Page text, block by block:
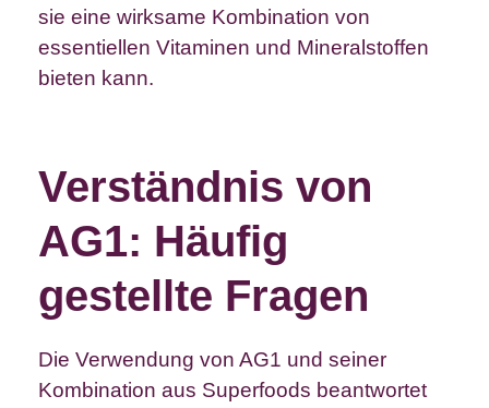
sie eine wirksame Kombination von
essentiellen Vitaminen und Mineralstoffen
bieten kann.
Verständnis von
AG1: Häufig
gestellte Fragen
Die Verwendung von AG1 und seiner
Kombination aus Superfoods beantwortet